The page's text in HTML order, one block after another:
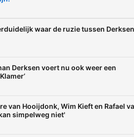
waar de ruzie tussen Derksen
Derksen voert nu ook weer een
van Hooijdonk, Wim Kieft en Rafael
simpelweg niet'